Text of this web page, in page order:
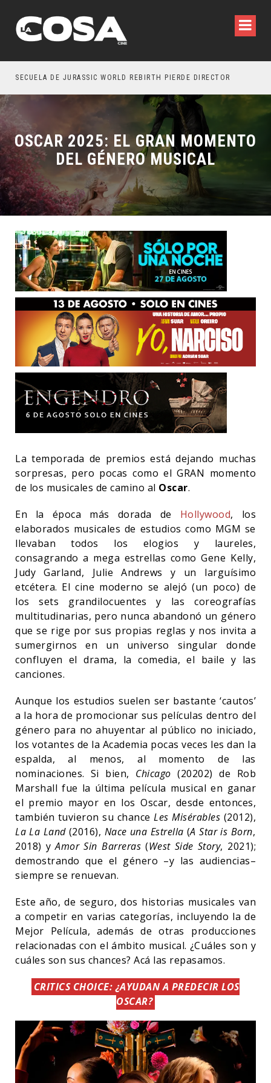
SECUELA DE JURASSIC WORLD REBIRTH PIERDE DIRECTOR
OSCAR 2025: EL GRAN MOMENTO
DEL GÉNERO MUSICAL
La temporada de premios está dejando muchas
sorpresas, pero pocas como el GRAN momento
de los musicales de camino al Oscar.
En la época más dorada de Hollywood, los
elaborados musicales de estudios como MGM se
llevaban todos los elogios y laureles,
consagrando a mega estrellas como Gene Kelly,
Judy Garland, Julie Andrews y un larguísimo
etcétera. El cine moderno se alejó (un poco) de
los sets grandilocuentes y las coreografías
multitudinarias, pero nunca abandonó un género
que se rige por sus propias reglas y nos invita a
sumergirnos en un universo singular donde
confluyen el drama, la comedia, el baile y las
canciones.
Aunque los estudios suelen ser bastante ‘cautos’
a la hora de promocionar sus películas dentro del
género para no ahuyentar al público no iniciado,
los votantes de la Academia pocas veces les dan la
espalda, al menos, al momento de las
nominaciones. Si bien, Chicago (20202) de Rob
Marshall fue la última película musical en ganar
el premio mayor en los Oscar, desde entonces,
también tuvieron su chanceLes Misérables (2012),
La La Land(2016), Nace una Estrella (A Star is Born,
2018) yAmor Sin Barreras (West Side Story, 2021);
demostrando que el género –y las audiencias–
siempre se renuevan.
Este año, de seguro, dos historias musicales van
a competir en varias categorías, incluyendo la de
Mejor Película, además de otras producciones
relacionadas con el ámbito musical. ¿Cuáles son y
cuáles son sus chances? Acá las repasamos.
CRITICS CHOICE: ¿AYUDAN A PREDECIR LOS
OSCAR?